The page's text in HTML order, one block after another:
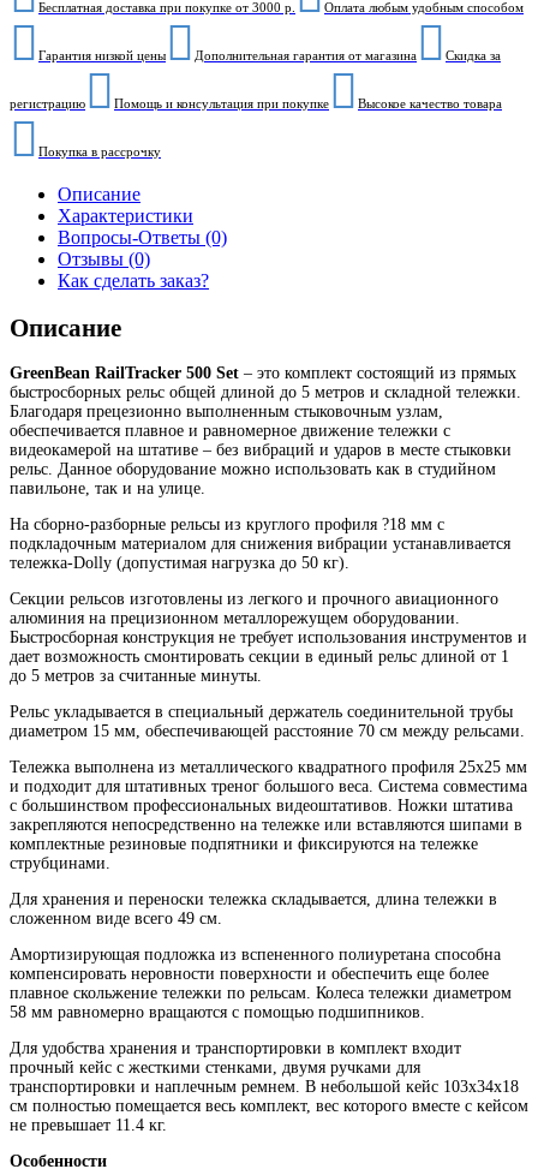
Бесплатная доставка при покупке от 3000 р. Оплата любым удобным способом
Гарантия низкой цены Дополнительная гарантия от магазина Скидка за
регистрацию Помощь и консультация при покупке Высокое качество товара
Покупка в рассрочку
Описание
Характеристики
Вопросы-Ответы (0)
Отзывы (0)
Как сделать заказ?
Описание
GreenBean RailTracker 500 Set – это комплект состоящий из прямых
быстросборных рельс общей длиной до 5 метров и складной тележки.
Благодаря прецезионно выполненным стыковочным узлам,
обеспечивается плавное и равномерное движение тележки с
видеокамерой на штативе – без вибраций и ударов в месте стыковки
рельс. Данное оборудование можно использовать как в студийном
павильоне, так и на улице.
На сборно-разборные рельсы из круглого профиля ?18 мм с
подкладочным материалом для снижения вибрации устанавливается
тележка-Dolly (допустимая нагрузка до 50 кг).
Секции рельсов изготовлены из легкого и прочного авиационного
алюминия на прецизионном металлорежущем оборудовании.
Быстросборная конструкция не требует использования инструментов и
дает возможность смонтировать секции в единый рельс длиной от 1
до 5 метров за считанные минуты.
Рельс укладывается в специальный держатель соединительной трубы
диаметром 15 мм, обеспечивающей расстояние 70 см между рельсами.
Тележка выполнена из металлического квадратного профиля 25х25 мм
и подходит для штативных треног большого веса. Система совместима
с большинством профессиональных видеоштативов. Ножки штатива
закрепляются непосредственно на тележке или вставляются шипами в
комплектные резиновые подпятники и фиксируются на тележке
струбцинами.
Для хранения и переноски тележка складывается, длина тележки в
сложенном виде всего 49 см.
Амортизирующая подложка из вспененного полиуретана способна
компенсировать неровности поверхности и обеспечить еще более
плавное скольжение тележки по рельсам. Колеса тележки диаметром
58 мм равномерно вращаются с помощью подшипников.
Для удобства хранения и транспортировки в комплект входит
прочный кейс с жесткими стенками, двумя ручками для
транспортировки и наплечным ремнем. В небольшой кейс 103х34х18
см полностью помещается весь комплект, вес которого вместе с кейсом
не превышает 11.4 кг.
Особенности